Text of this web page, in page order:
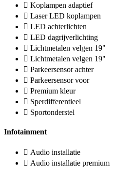
Koplampen adaptief
Laser LED koplampen
LED achterlichten
LED dagrijverlichting
Lichtmetalen velgen 19"
Lichtmetalen velgen 19"
Parkeersensor achter
Parkeersensor voor
Premium kleur
Sperdifferentieel
Sportonderstel
Infotainment
Audio installatie
Audio installatie premium